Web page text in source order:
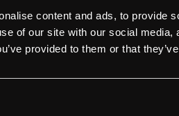
content and ads, to provide
of our site with our social
provided to them or thatBedrijf en
voorkeuren
Cookie-voorkeuren